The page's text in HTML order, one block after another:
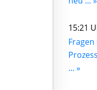
15:21
... »